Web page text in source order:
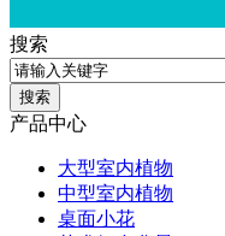
搜索
产品中心
大型室内植物
中型室内植物
桌面小花